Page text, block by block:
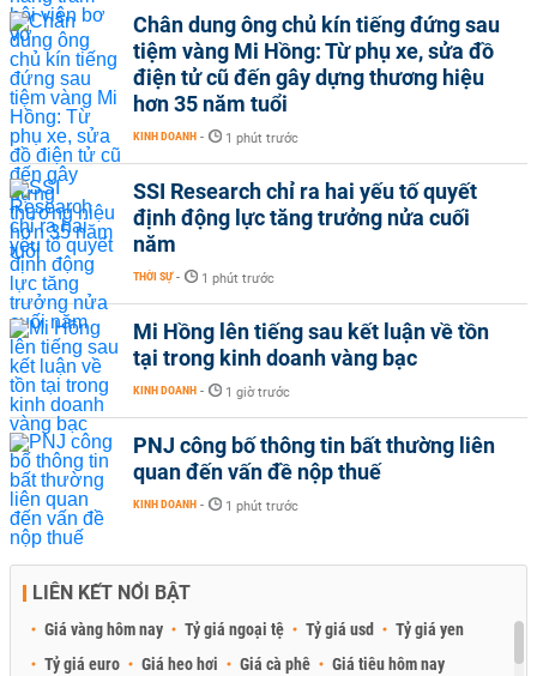
Chân dung ông chủ kín tiếng đứng sau
tiệm vàng Mi Hồng: Từ phụ xe, sửa đồ
điện tử cũ đến gây dựng thương hiệu
hơn 35 năm tuổi
KINH DOANH - 1 phút trước
SSI Research chỉ ra hai yếu tố quyết
định động lực tăng trưởng nửa cuối
năm
THỜI SỰ - 1 phút trước
Mi Hồng lên tiếng sau kết luận về tồn
tại trong kinh doanh vàng bạc
KINH DOANH - 1 giờ trước
PNJ công bố thông tin bất thường liên
quan đến vấn đề nộp thuế
KINH DOANH - 1 phút trước
LIÊN KẾT NỔI BẬT
Giá vàng hôm nay Tỷ giá ngoại tệ Tỷ giá usd
Tỷ giá yen
Tỷ giá euro
Giá heo hơi Giá cà phê Giá tiêu hôm nay